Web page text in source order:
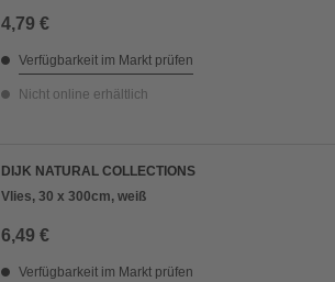
4,79 €
Verfügbarkeit im Markt prüfen
Nicht online erhältlich
DIJK NATURAL COLLECTIONS
Vlies, 30 x 300cm, weiß
6,49 €
Verfügbarkeit im Markt prüfen